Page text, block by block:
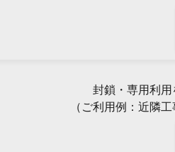
封鎖・専用利
（ご利用例：近隣